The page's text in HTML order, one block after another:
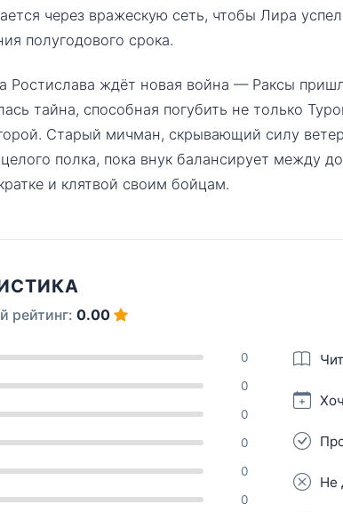
через вражескую сеть, чтобы Лира
полугодового срока.
Ростислава ждёт новая война — Раксы
тайна, способная погубить не только
Старый мичман, скрывающий силу
полка, пока внук балансирует между
и клятвой своим бойцам.
рейтинг: 0.00
0
0
0
0
0
0
Не